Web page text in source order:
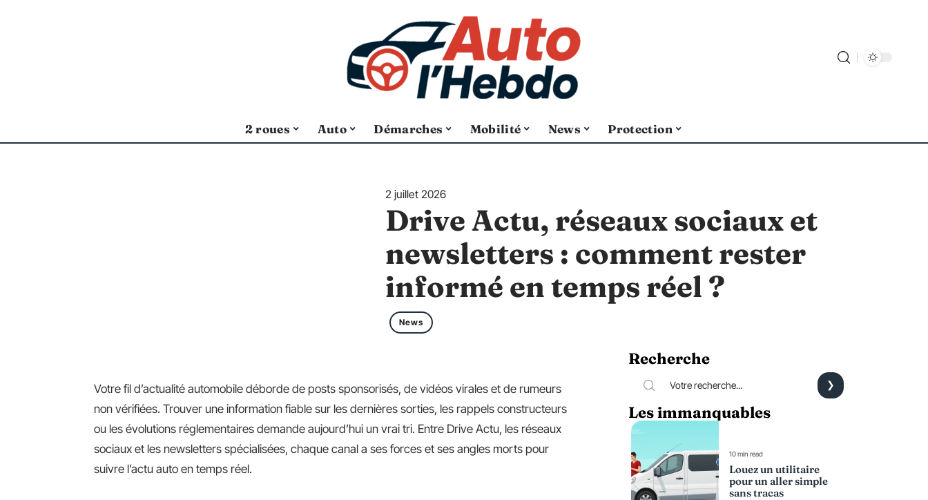
2 roues Auto Démarches Mobilité News Protection
2 juillet 2026
Drive Actu, réseaux sociaux et
newsletters : comment rester
informé en temps réel ?
News
Votre fil d’actualité automobile déborde de posts sponsorisés, de vidéos virales et de rumeurs
non vérifiées. Trouver une information fiable sur les dernières sorties, les rappels constructeurs
ou les évolutions réglementaires demande aujourd’hui un vrai tri. Entre Drive Actu, les réseaux
sociaux et les newsletters spécialisées, chaque canal a ses forces et ses angles morts pour
suivre l’actu auto en temps réel.
Recherche
Les immanquables
10 min read
Louez un utilitaire
pour un aller simple
sans tracas